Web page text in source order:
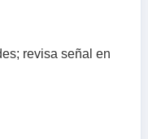
revisa señal en